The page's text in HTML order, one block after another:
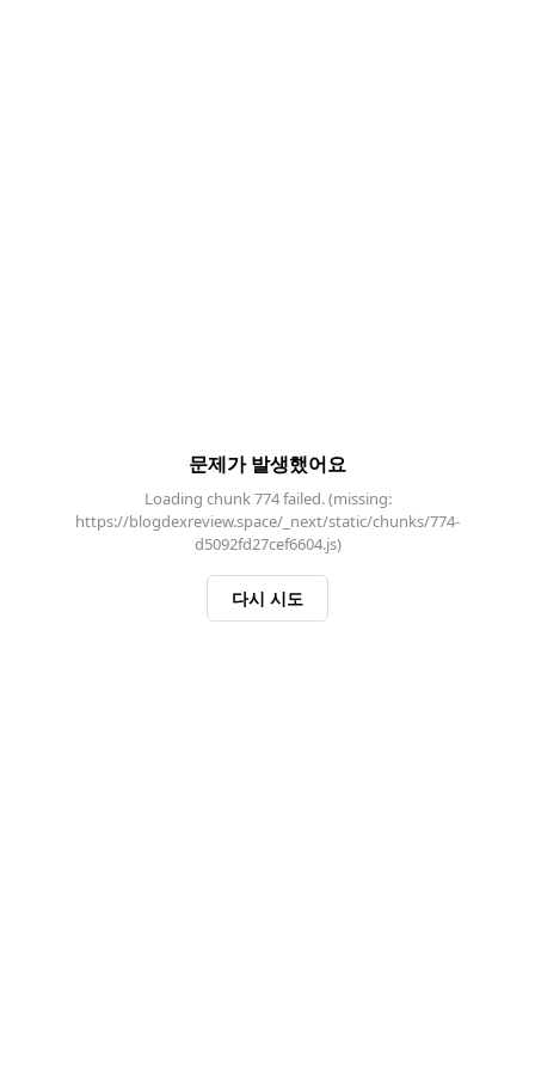
문제가 발생했어요
Loading chunk 774 failed. (missing:
https://blogdexreview.space/_next/static/chunks/774-
d5092fd27cef6604.js)
다시 시도